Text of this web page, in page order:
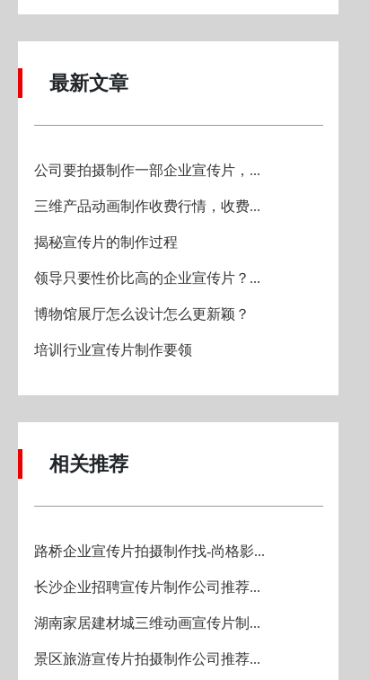
最新文章
公司要拍摄制作一部企业宣传片，...
三维产品动画制作收费行情，收费...
揭秘宣传片的制作过程
领导只要性价比高的企业宣传片？...
博物馆展厅怎么设计怎么更新颖？
培训行业宣传片制作要领
相关推荐
路桥企业宣传片拍摄制作找-尚格影...
长沙企业招聘宣传片制作公司推荐...
湖南家居建材城三维动画宣传片制...
景区旅游宣传片拍摄制作公司推荐...